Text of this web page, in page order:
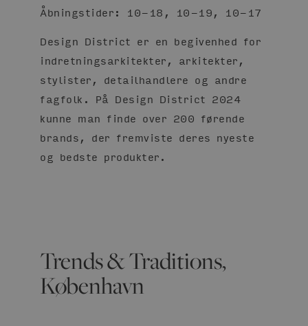
Åbningstider: 10-18, 10-19, 10-17
Design District er en begivenhed for
indretningsarkitekter, arkitekter,
stylister, detailhandlere og andre
fagfolk. På Design District 2024
kunne man finde over 200 førende
brands, der fremviste deres nyeste
og bedste produkter.
Trends & Traditions,
København